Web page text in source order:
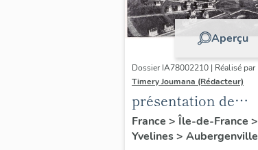
Aperçu
Dossier IA78002210 | Réalisé par
Timery Joumana (Rédacteur)
présentation de
l'étude
d'Elisabethville
France > Île-de-France >
Yvelines> Aubergenville